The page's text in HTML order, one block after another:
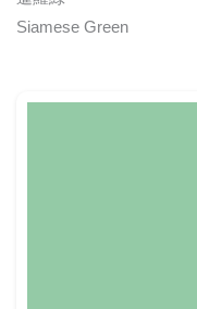
Siamese Green